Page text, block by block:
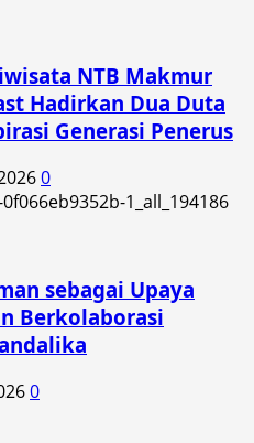
NTB Makmur
Hadirkan Dua Duta
Generasi Penerus
0
sebagai Upaya
Berkolaborasi
0